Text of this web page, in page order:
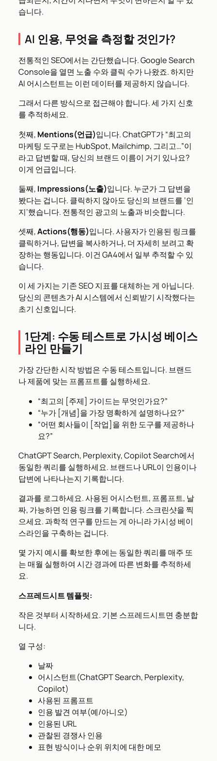
습니다.
AI 인용, 무엇을 측정할 것인가?
전통적인 SEO에서는 간단했습니다. Google Search
Console을 열면 노출 수와 클릭 수가 나왔죠. 하지만
AI 어시스턴트는 이런 데이터를 제공하지 않습니다.
그래서 다른 방식으로 접근해야 합니다. 세 가지 신호
를 추적하세요.
첫째, Mentions(언급)입니다. ChatGPT가 “최고의
마케팅 도구로는 HubSpot, Mailchimp, 그리고…”이
라고 답변할 때, 당신의 브랜드 이름이 거기 있나요?
이게 언급입니다.
둘째, Impressions(노출)입니다. 누군가 그 답변을
봤다는 겁니다. 클릭하지 않아도 당신의 브랜드를 ‘인
지’했습니다. 전통적인 광고의 노출과 비슷합니다.
셋째,Actions(행동)입니다. 사용자가 인용된 링크를
클릭하거나, 답변을 복사하거나, 더 자세히 보려고 확
장하는 행동입니다. 이건 GA4에서 일부 추적할 수 있
습니다.
이 세 가지는 기존 SEO 지표를 대체하는 게 아닙니다.
당신의 콘텐츠가 AI 시스템에서 신뢰받기 시작했다는
초기 신호입니다.
1단계: 수동 테스트로 가시성 베이스
라인 만들기
가장 간단한 시작 방법은 수동 테스트입니다. 브랜드
나 제품에 맞는 프롬프트를 실행하세요.
“최고의 [주제] 가이드는 무엇인가요?”
“누가 [개념]을 가장 명확하게 설명하나요?”
“어떤 회사들이 [작업]을 위한 도구를 제공하나
요?”
ChatGPT Search, Perplexity, Copilot Search에서
동일한 쿼리를 실행하세요. 브랜드나 URL이 인용이나
답변에 나타나는지 기록합니다.
결과를 로그하세요. 사용된 어시스턴트, 프롬프트, 날
짜, 가능하면 인용 링크를 기록합니다. 스크린샷을 찍
으세요. 과학적 연구를 만드는 게 아니라 가시성 베이
스라인을 구축하는 겁니다.
몇 가지 예시를 확보한 후에는 동일한 쿼리를 매주 또
는 매월 실행하여 시간 경과에 따른 변화를 추적하세
요.
스프레드시트 템플릿:
작은 것부터 시작하세요. 기본 스프레드시트면 충분합
니다.
열 구성:
날짜
어시스턴트(ChatGPT Search, Perplexity,
Copilot)
사용된 프롬프트
인용 발견 여부(예/아니오)
인용된 URL
관찰된 경쟁사 인용
표현 방식이나 순위 위치에 대한 메모